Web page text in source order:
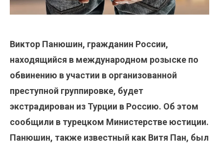
Виктор Панюшин, гражданин России,
находящийся в международном розыске по
обвинению в участии в организованной
преступной группировке, будет
экстрадирован из Турции в Россию. Об этом
сообщили в турецком Министерстве юстиции.
Панюшин, также известный как Витя Пан, был